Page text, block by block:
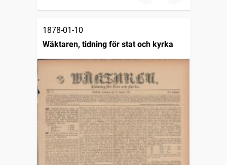
1878-01-10
Wäktaren, tidning för stat och kyrka